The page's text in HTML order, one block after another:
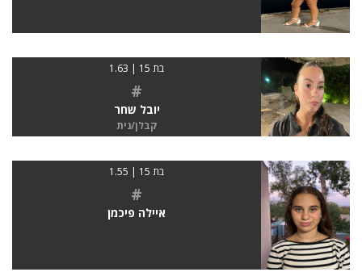
בת 15 | 1.63
#
יובל שחר
קבלן/נית
בת 15 | 1.55
#
איילה פיכמן